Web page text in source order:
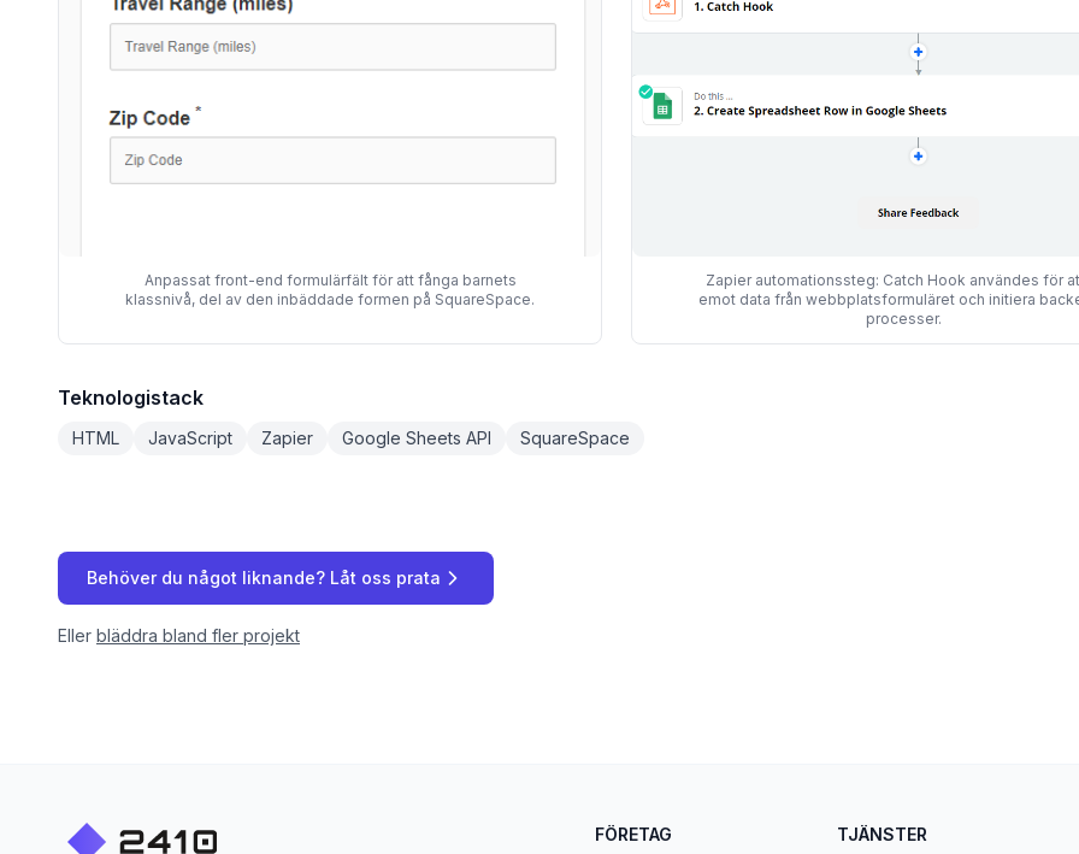
Anpassat front-end formulärfält för att fånga barnets
klassnivå, del av den inbäddade formen på SquareSpace.
Zapier automationssteg: Catch Hook användes för
emot data från webbplatsformuläret och initiera
processer.
Teknologistack
HTML JavaScript Zapier Google Sheets API SquareSpace
Behöver du något liknande? Låt oss prata
Eller bläddra bland fler projekt
FÖRETAG TJÄNSTER